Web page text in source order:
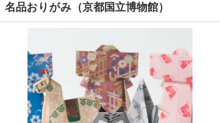
名品おりがみ（京都国立博物館）